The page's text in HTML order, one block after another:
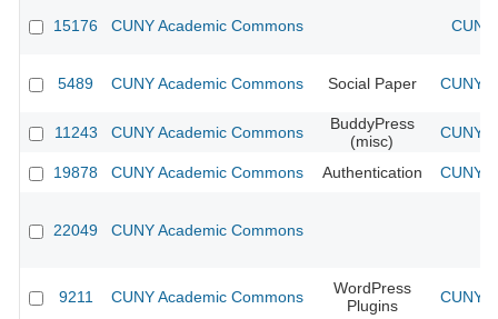
15176 CUNY Academic Commons
5489 CUNY Academic Commons Social Paper CUNY
11243 CUNY Academic Commons
BuddyPress
(misc)
CUNY
19878 CUNY Academic Commons Authentication CUNY
22049 CUNY Academic Commons
9211 CUNY Academic Commons
WordPress
Plugins
CUNY